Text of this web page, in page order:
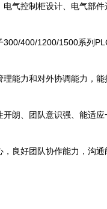
控制柜设计、电气部件
400/1200/1500系列
力和对外协调能力，能
、团队意识强、能适应
好团队协作能力，沟通